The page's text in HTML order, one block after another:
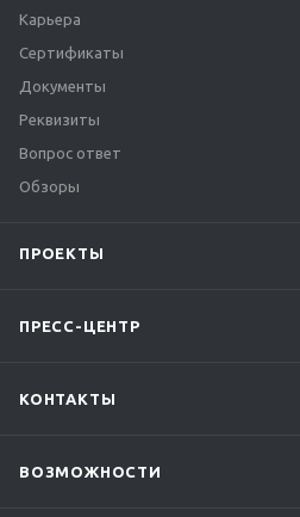
Карьера
Сертификаты
Документы
Реквизиты
Вопрос ответ
Обзоры
ПРОЕКТЫ
ПРЕСС-ЦЕНТР
КОНТАКТЫ
ВОЗМОЖНОСТИ